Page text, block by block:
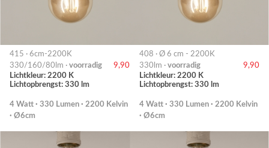
415 · 6cm-2200K
330/160/80lm · voorradig
9,90
Lichtkleur: 2200 K
Lichtopbrengst: 330 lm
4 Watt · 330 Lumen · 2200 Kelvin
· Ø6cm
408 · Ø 6 cm - 2200K
330lm · voorradig
9,90
Lichtkleur: 2200 K
Lichtopbrengst: 330 lm
4 Watt · 330 Lumen · 2200 Kelvin
· Ø6cm